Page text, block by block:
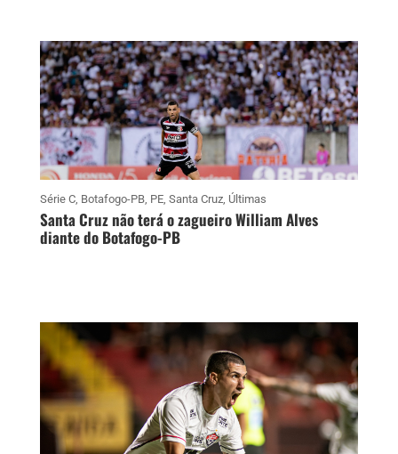
Série C, Botafogo-PB, PE, Santa Cruz, Últimas
Santa Cruz não terá o zagueiro William Alves
diante do Botafogo-PB